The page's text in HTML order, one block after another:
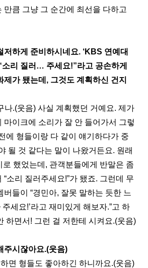
만큼 그냥 그 순간에 최선을 다하고
저하게 준비하시네요. ‘KBS 연예대
소리 질러… 주세요!”라고 공손하게
제가 됐는데, 그것도 계획하신 건지
나.(웃음) 사실 계획했던 거예요. 제가
마이크에 소리가 잘 안 들어가서 그렇
에 형들이랑 다 같이 얘기하다가 중
될 것 같다는 말이 나왔거든요. 원래
로 했었는데, 관객분들에게 반말은 좀
소리 질러주세요!”가 됐죠. 그런데 무
버들이 “경민아, 잘못 말하는 듯한 느
주세요!’라고 재미있게 해보자.”고 하
하면서! 그런 걸 저한테 시켜요.(웃음)
주시잖아요.(웃음)
면 형들도 좋아하긴 하니까요.(웃음)